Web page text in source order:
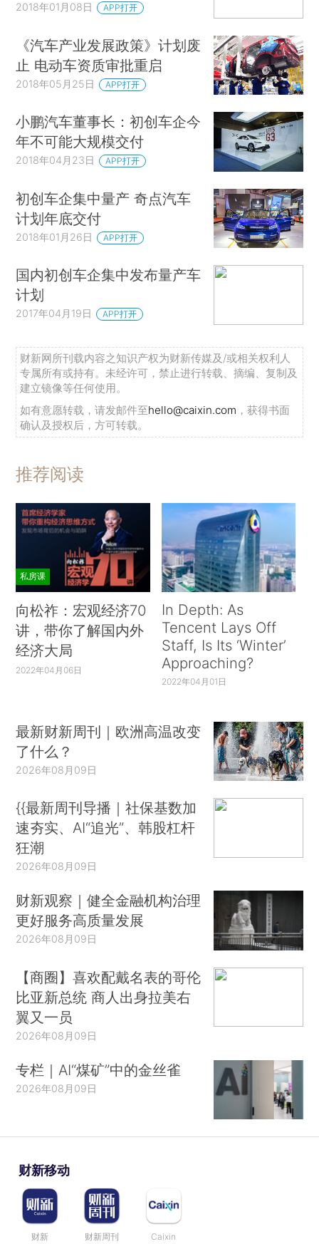
2018年01月08日 APP打开
《汽车产业发展政策》计划废
止 电动车资质审批重启
2018年05月25日 APP打开
小鹏汽车董事长：初创车企今
年不可能大规模交付
2018年04月23日 APP打开
初创车企集中量产 奇点汽车
计划年底交付
2018年01月26日 APP打开
国内初创车企集中发布量产车
计划
2017年04月19日 APP打开
财新网所刊载内容之知识产权为财新传媒及/或相关权利人
专属所有或持有。未经许可，禁止进行转载、摘编、复制及
建立镜像等任何使用。
如有意愿转载，请发邮件至hello@caixin.com ，获得书面
确认及授权后，方可转载。
推荐阅读
私房课
向松祚：宏观经济70
讲，带你了解国内外
经济大局
2022年04月06日
In Depth: As
Tencent Lays Off
Staff, Is Its ‘Winter’
Approaching?
2022年04月01日
最新财新周刊｜欧洲高温改变
了什么？
2026年08月09日
{{最新周刊导播｜社保基数加
速夯实、AI“追光”、韩股杠杆
狂潮
2026年08月09日
财新观察｜健全金融机构治理
更好服务高质量发展
2026年08月09日
【商圈】喜欢配戴名表的哥伦
比亚新总统 商人出身拉美右
翼又一员
2026年08月09日
专栏｜AI“煤矿”中的金丝雀
2026年08月09日
财新移动
财新 财新周刊 Caixin